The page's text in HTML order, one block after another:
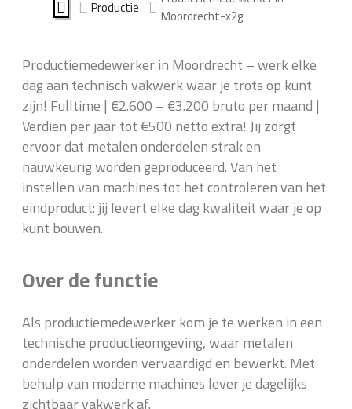
Productie
Moordrecht-x2g
Productiemedewerker in Moordrecht – werk elke
dag aan technisch vakwerk waar je trots op kunt
zijn! Fulltime | €2.600 – €3.200 bruto per maand |
Verdien per jaar tot €500 netto extra! Jij zorgt
ervoor dat metalen onderdelen strak en
nauwkeurig worden geproduceerd. Van het
instellen van machines tot het controleren van het
eindproduct: jij levert elke dag kwaliteit waar je op
kunt bouwen.
Over de functie
Als productiemedewerker kom je te werken in een
technische productieomgeving, waar metalen
onderdelen worden vervaardigd en bewerkt. Met
behulp van moderne machines lever je dagelijks
zichtbaar vakwerk af.